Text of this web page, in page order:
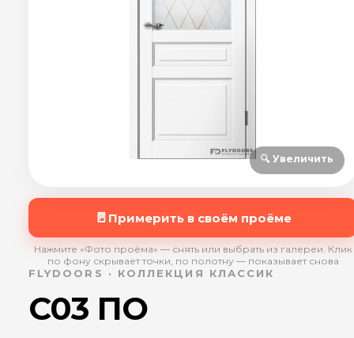
🔍 Увеличить
🚪 Примерить в своём проёме
Нажмите «Фото проёма» — снять или выбрать из галереи. Клик
по фону скрывает точки, по полотну — показывает снова
FLYDOORS · КОЛЛЕКЦИЯ КЛАССИК
C03 ПО